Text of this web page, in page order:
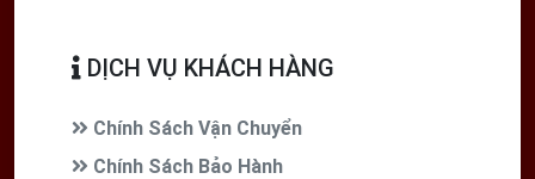
DỊCH VỤ KHÁCH HÀNG
Chính Sách Vận Chuyển
Chính Sách Bảo Hành